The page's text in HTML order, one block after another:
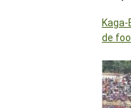
de